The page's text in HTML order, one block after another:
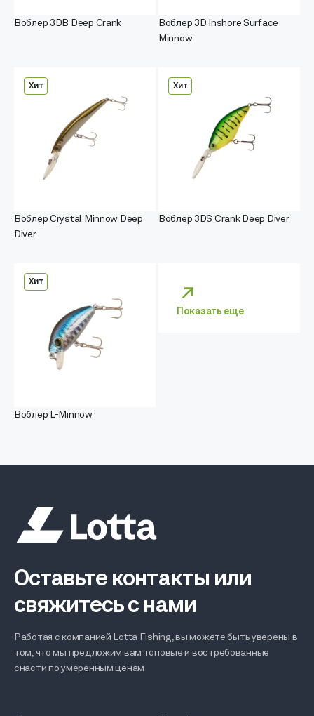
Воблер 3DB Deep Crank
Воблер 3D Inshore Surface
Minnow
Хит
Воблер Crystal Minnow Deep
Diver
Хит
Воблер 3DS Crank Deep Diver
Хит
Воблер L-Minnow
Показать еще
Оставьте контакты или
свяжитесь с нами
Работая с компанией Lotta Fishing, вы можете быть уверены в
том, что мы предложим вам топовые и востребованные
снасти по умеренным ценам